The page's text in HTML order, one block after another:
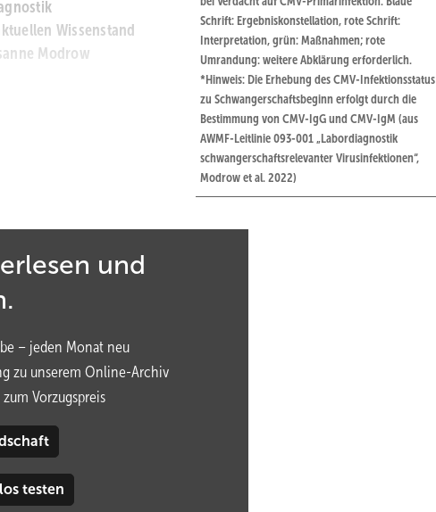
Schrift: Ergebniskonstellation, rote Schrift:
Interpretation, grün: Maßnahmen; rote
Umrandung: weitere Abklärung erforderlich.
*Hinweis: Die Erhebung des CMV-Infektionsstatus
zu Schwangerschaftsbeginn erfolgt durch die
Bestimmung von CMV-IgG und CMV-IgM (aus
AWMF-Leitlinie 093-001 „Labordiagnostik
schwangerschaftsrelevanter Virusinfektionen“,
Modrow et al. 2022)
Wissenstand
Modrow
sind mit ihr verbunden?
und
– jeden Monat neu
zu unserem Online-Archiv
Vorzugspreis
testen